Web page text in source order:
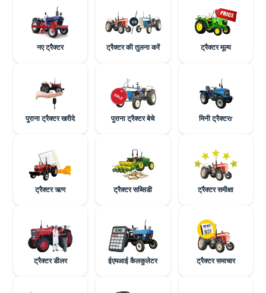
नए ट्रैक्टर ट्रैक्टर की तुलना करें ट्रैक्टर मूल्य
पुराना ट्रैक्टर खरीदे पुराना ट्रैक्टर बेचे मिनी ट्रैक्टरr
ट्रैक्टर ऋण ट्रैक्टर सब्सिडी ट्रैक्टर समीक्षा
ट्रैक्टर डीलर ईएमआई कैलकुलेटर ट्रैक्टर समाचार